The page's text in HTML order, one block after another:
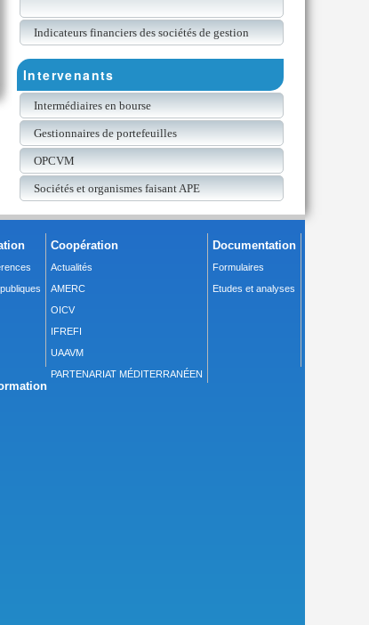
Indicateurs financiers des sociétés de gestion
Intervenants
Intermédiaires en bourse
Gestionnaires de portefeuilles
OPCVM
Sociétés et organismes faisant APE
Coopération
Actualités
AMERC
OICV
IFREFI
UAAVM
PARTENARIAT MÉDITERRANÉEN
Documentation
Formulaires
Etudes et analyses